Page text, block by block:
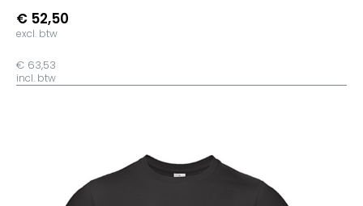
€ 52,50
excl. btw
€ 63,53
incl. btw